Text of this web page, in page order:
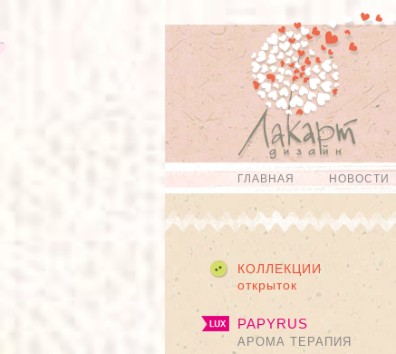
Перейти к
основному
содержанию
Skip to
navigation
Главное меню
ГЛАВНАЯ НОВОСТИ
КОЛЛЕКЦИИ
открыток
PAPYRUS
АРОМА ТЕРАПИЯ